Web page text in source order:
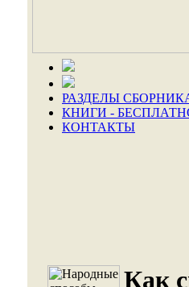
РАЗДЕЛЫ
КНИГИ -
КОНТАКТЫ
Как